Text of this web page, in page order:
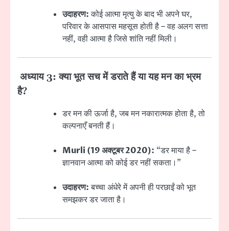
उदाहरण:कोई आत्मा मृत्यु के बाद भी अपने घर,
परिवार के आसपास महसूस होती है – वह अलग सत्ता
नहीं, वही आत्मा है जिसे शांति नहीं मिली।
अध्याय 3: क्या भूत सच में डराते हैं या यह मन का भ्रम
है?
डर मन की ऊर्जा है, जब मन नकारात्मक होता है, तो
कल्पनाएँ बनती हैं।
Murli (19 अक्टूबर 2020): “डर माया है –
ज्ञानवान आत्मा को कोई डर नहीं सकता।”
उदाहरण:बच्चा अंधेरे में अपनी ही परछाईं को भूत
समझकर डर जाता है।